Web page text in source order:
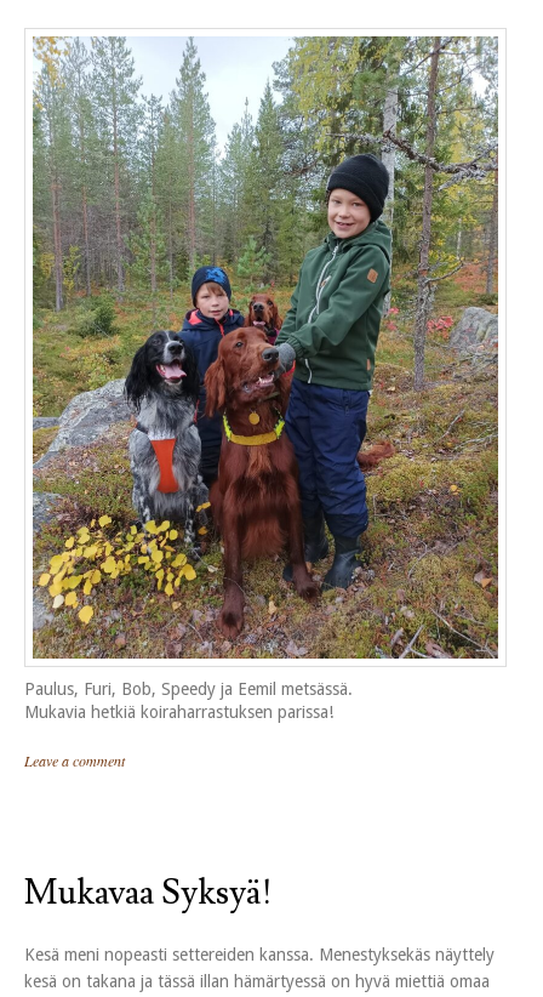
Paulus, Furi, Bob, Speedy ja Eemil metsässä.
Mukavia hetkiä koiraharrastuksen parissa!
Leave a comment
Mukavaa Syksyä!
Kesä meni nopeasti settereiden kanssa. Menestyksekäs näyttely
kesä on takana ja tässä illan hämärtyessä on hyvä miettiä omaa